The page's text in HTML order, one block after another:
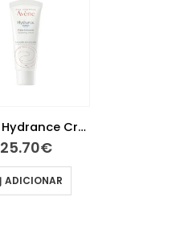
Avene Hydrance Creme Rico 40 ml
25.70€
ADICIONAR